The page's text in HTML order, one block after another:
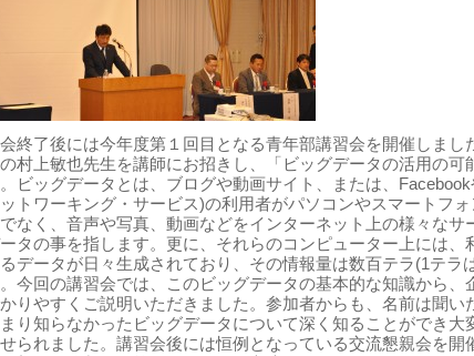
終了後には今年度第１回目となる青年部講習会を開催しま
村上敏也先生を講師にお招きし、「ビッグデータの活用の可
ビッグデータとは、ブログや動画サイト、または、
トワーキング・サービス)の利用者がパソコンやスマートフ
なく、音声や写真、動画などをインターネット上の様々なサ
タの事を指します。更に、それらのコンピューター上には
データが日々生成されており、その情報量は数百テラ(1テラ
今回の講習会では、このビッグデータの基本的な知識から、
りやすくご説明いただきました。参加者からも、名前は聞
り知らなかったビッグデータについて深く知ることができ大
られました。講習会後には恒例となっている交流懇親会を開